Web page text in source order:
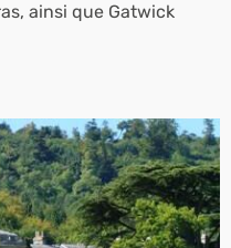
ainsi que Gatwick